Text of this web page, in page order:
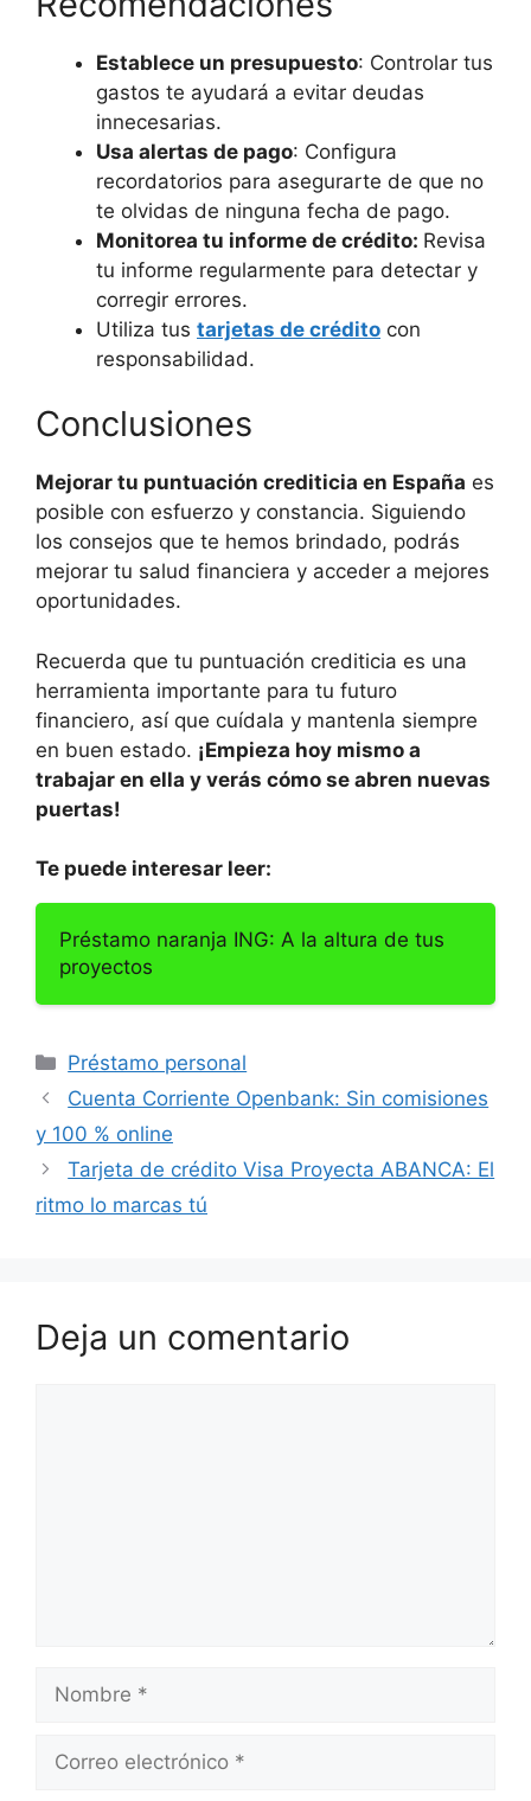
Establece un presupuesto: Controlar tus
gastos te ayudará a evitar deudas
innecesarias.
Usa alertas de pago: Configura
recordatorios para asegurarte de que no
te olvidas de ninguna fecha de pago.
Monitorea tu informe de crédito: Revisa
tu informe regularmente para detectar y
corregir errores.
Utiliza tus tarjetas de crédito con
responsabilidad.
Conclusiones
Mejorar tu puntuación crediticia en España es
posible con esfuerzo y constancia. Siguiendo
los consejos que te hemos brindado, podrás
mejorar tu salud financiera y acceder a mejores
oportunidades.
Recuerda que tu puntuación crediticia es una
herramienta importante para tu futuro
financiero, así que cuídala y mantenla siempre
en buen estado. ¡Empieza hoy mismo a
trabajar en ella y verás cómo se abren nuevas
puertas!
Te puede interesar leer:
Préstamo naranja ING: A la altura de tus
proyectos
Categorías
Préstamo personal
Cuenta Corriente Openbank: Sin comisiones
y 100 % online
Tarjeta de crédito Visa Proyecta ABANCA: El
ritmo lo marcas tú
Deja un comentario
Nombre
Correo